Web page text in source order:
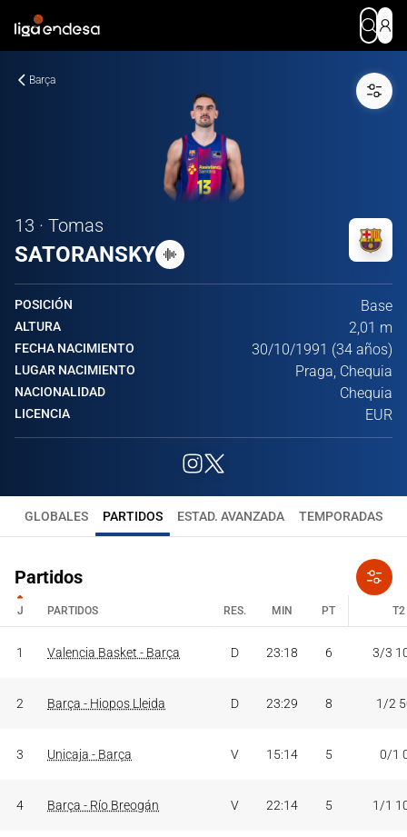
Barça
13 · Tomas
SATORANSKY
POSICIÓN Base
ALTURA 2,01 m
FECHA NACIMIENTO 30/10/1991 (34 años)
LUGAR NACIMIENTO Praga, Chequia
NACIONALIDAD Chequia
LICENCIA EUR
GLOBALES PARTIDOS ESTAD. AVANZADA TEMPORADAS
Partidos
J PARTIDOS RES. MIN PT T2
1 Valencia Basket - Barça D 23:18 6 3/3
2 Barça - Hiopos Lleida D 23:29 8 1/2
3 Unicaja - Barça V 15:14 5 0/1
4 Barça - Río Breogán V 22:14 5 1/1